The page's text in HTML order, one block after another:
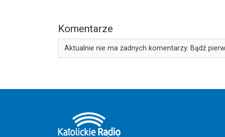
Komentarze
Aktualnie nie ma żadnych komentarzy. Bądź